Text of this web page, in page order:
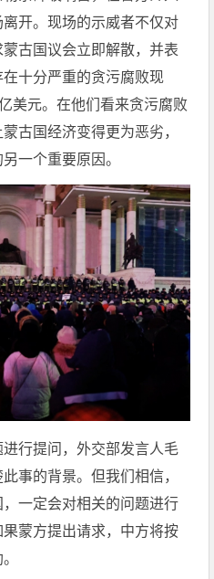
开。现场的示威者不仅对
古国议会立即解散，并表
十分严重的贪污腐败现
美元。在他们看来贪污腐败
古国经济变得更为恶劣，
一个重要原因。
行提问，外交部发言人毛
事的背景。但我们相信，
一定会对相关的问题进行
蒙方提出请求，中方将按